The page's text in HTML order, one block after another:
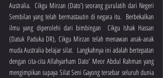
Australia.  Cikgu Mirzan (Dato’) seorang gurulatih dari Negeri
Sembilan yang telah bermastautin di negara itu.  Berbekalkan
ilmu yang diperolehi dari bimbingan  Cikgu Ishak Hassan
(Datuk Paduka DR), Cikgu Mirzan telah menawan anak-anak
muda Australia belajar silat.  Langkahnya ini adalah bertepatan
dengan cita-cita Allahyarham Dato’ Meor Abdul Rahman yang
mengimpikan supaya Silat Seni Gayong tersebar seluruh dunia